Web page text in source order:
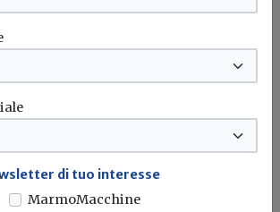
ok della
europea a 1,7 miliardi di
News
di tuo interesse
MarmoMacchine